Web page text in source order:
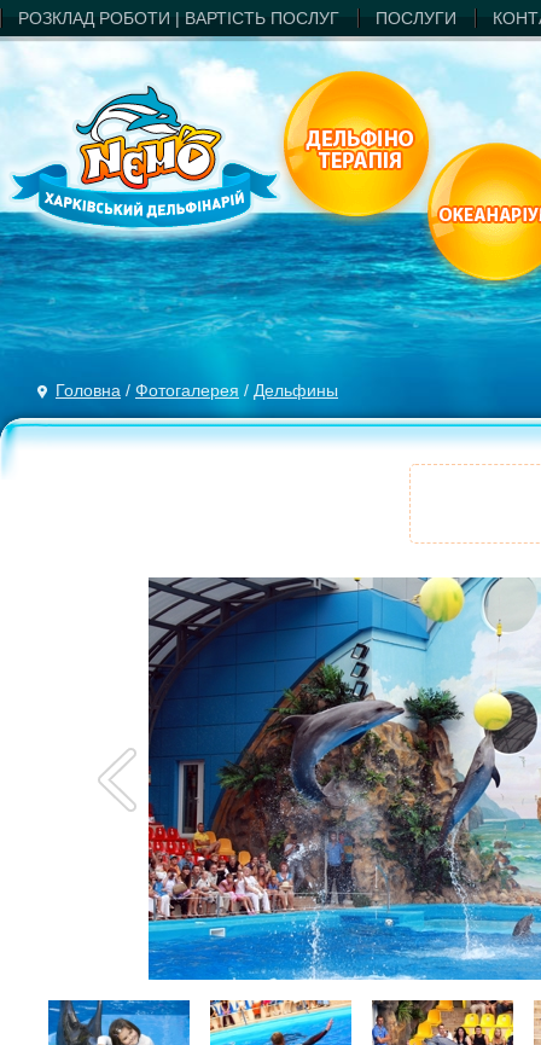
РОЗКЛАД РОБОТИ | ВАРТIСТЬ ПОСЛУГ ПОСЛУГИ
Головна / Фотогалерея / Дельфины